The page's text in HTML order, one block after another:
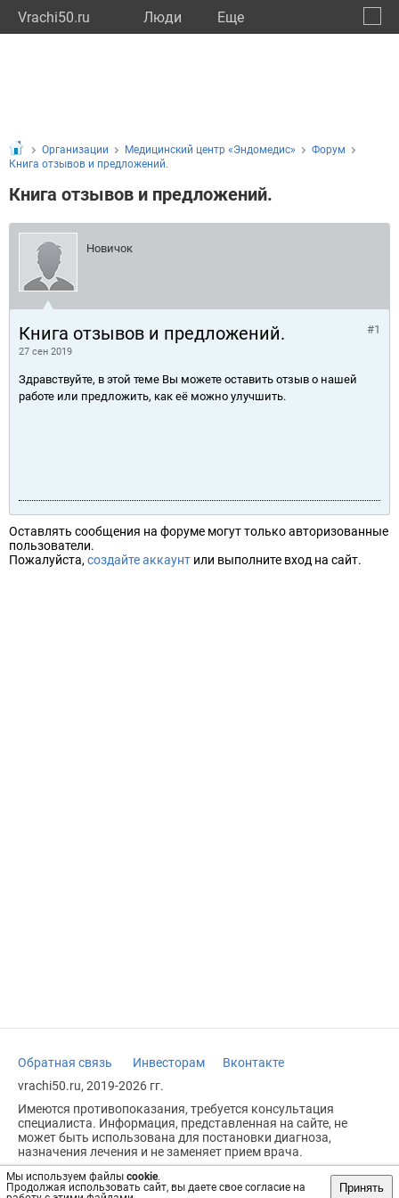
Vrachi50.ru Люди Eще
Мы используем файлы cookie.
Продолжая использовать сайт, вы даете свое согласие на
Принять
Организации Медицинский центр «Эндомедис»
Форум
Книга отзывов и предложений.
Книга отзывов и предложений.
Новичок
Книга отзывов и предложений.
27 сен 2019
#1
Здравствуйте, в этой теме Вы можете оставить отзыв о нашей
работе или предложить, как её можно улучшить.
Оставлять сообщения на форуме могут только авторизованные
пользователи.
Пожалуйста, создайте аккаунт или выполните вход на сайт.
Обратная связь Инвесторам
Вконтакте
vrachi50.ru, 2019-2026 гг.
Имеются противопоказания, требуется консультация
специалиста. Информация, представленная на сайте, не
может быть использована для постановки диагноза,
назначения лечения и не заменяет прием врача.
Возрастное ограничение: 18+